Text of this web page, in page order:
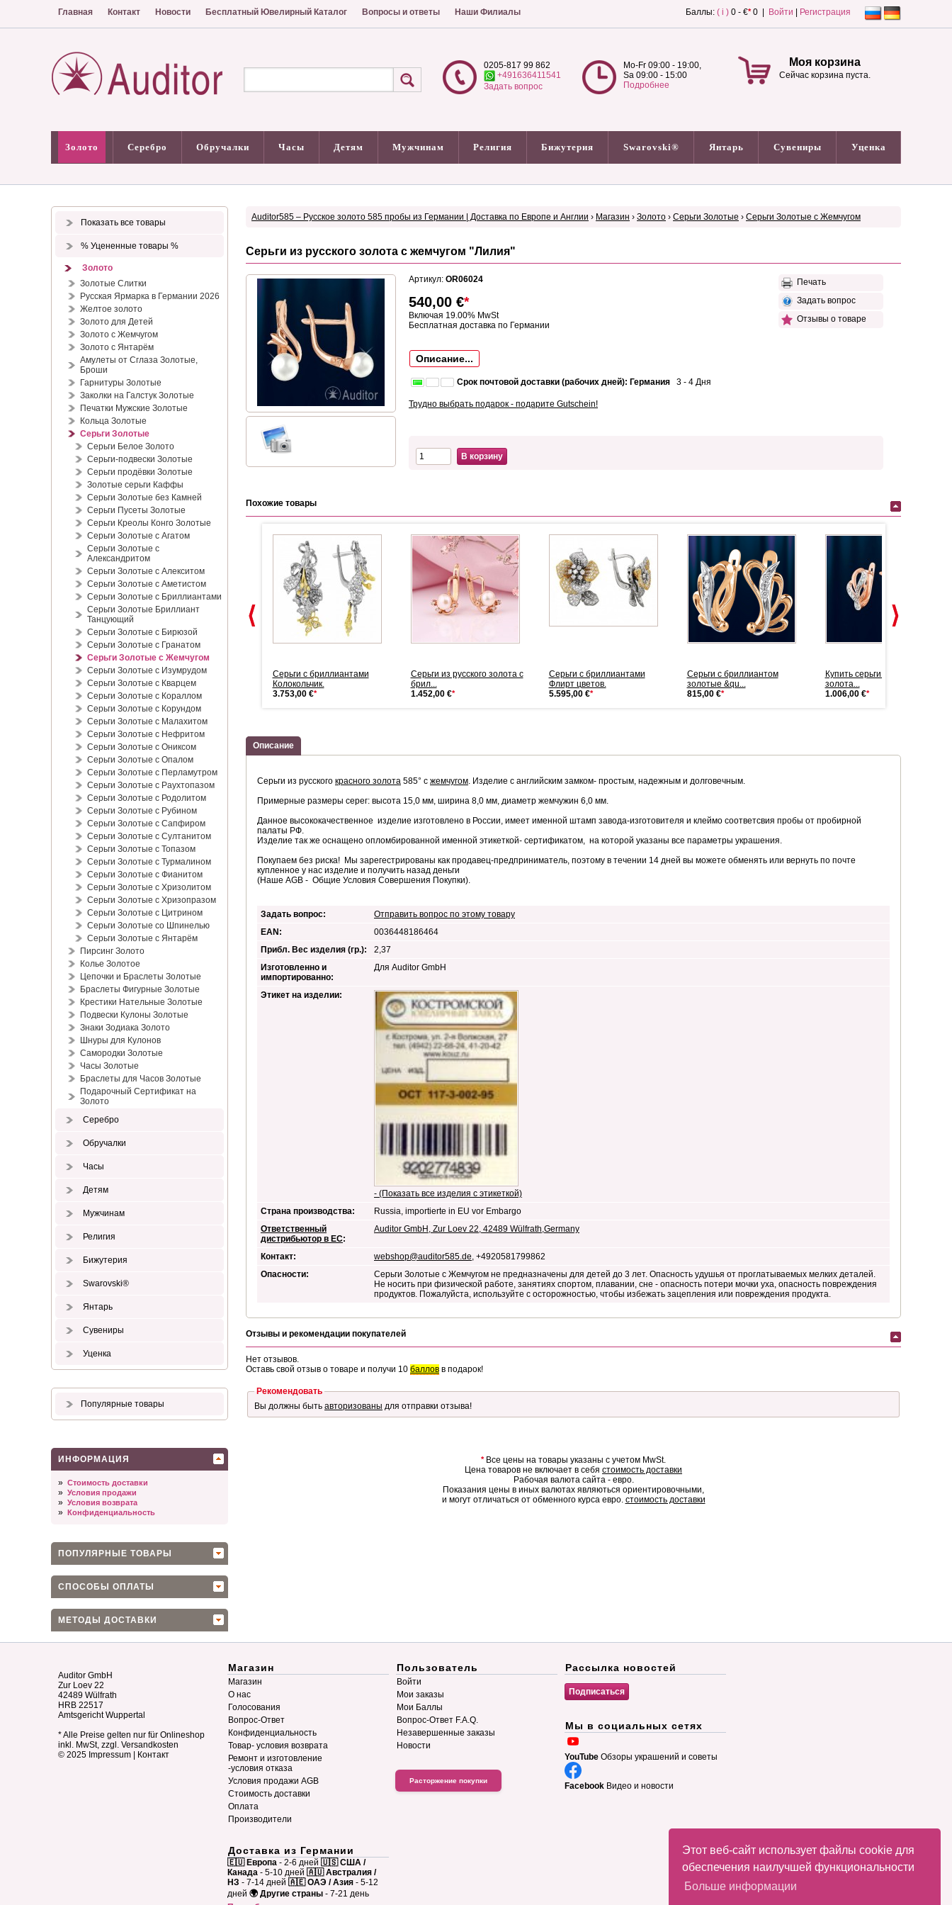
Этот веб-сайт использует файлы cookie для
обеспечения наилучшей функциональности
Больше информации
Главная Контакт Новости Бесплатный Ювелирный Каталог Вопросы и ответы Наши Филиалы Баллы: ( i ) 0 - €*0 | Войти Регистрация
0205-817 99 862
+491636411541
Задать вопрос
Mo-Fr 09:00 - 19:00,
Sa 09:00 - 15:00
Подробнее
Моя корзина
Сейчас корзина пуста.
Золото Серебро Обручалки Часы Детям Мужчинам Религия Бижутерия Swarovski® Янтарь Сувениры Уценка
Показать все товары
% Уцененные товары %
Золото
Золотые Слитки
Русская Ярмарка в Германии 2026
Желтое золото
Золото для Детей
Золото с Жемчугом
Золото с Янтарём
Амулеты от Сглаза Золотые,
Броши
Гарнитуры Золотые
Заколки на Галстук Золотые
Печатки Мужские Золотые
Кольца Золотые
Серьги Золотые
Серьги Белое Золото
Серьги-подвески Золотые
Серьги продёвки Золотые
Золотые серьги Каффы
Серьги Золотые без Камней
Серьги Пусеты Золотые
Серьги Креолы Конго Золотые
Серьги Золотые с Агатом
Серьги Золотые с
Александритом
Серьги Золотые с Алекситом
Серьги Золотые с Аметистом
Серьги Золотые с Бриллиантами
Серьги Золотые Бриллиант
Танцующий
Серьги Золотые с Бирюзой
Серьги Золотые с Гранатом
Серьги Золотые с Жемчугом
Серьги Золотые с Изумрудом
Серьги Золотые с Кварцем
Серьги Золотые с Кораллом
Серьги Золотые с Корундом
Серьги Золотые с Малахитом
Серьги Золотые с Нефритом
Серьги Золотые с Ониксом
Серьги Золотые с Опалом
Серьги Золотые с Перламутром
Серьги Золотые с Раухтопазом
Серьги Золотые с Родолитом
Серьги Золотые с Рубином
Серьги Золотые с Сапфиром
Серьги Золотые с Султанитом
Серьги Золотые с Топазом
Серьги Золотые с Турмалином
Серьги Золотые с Фианитом
Серьги Золотые с Хризолитом
Серьги Золотые с Хризопразом
Серьги Золотые с Цитрином
Серьги Золотые со Шпинелью
Серьги Золотые с Янтарём
Пирсинг Золото
Колье Золотое
Цепочки и Браслеты Золотые
Браслеты Фигурные Золотые
Крестики Нательные Золотые
Подвески Кулоны Золотые
Знаки Зодиака Золото
Шнуры для Кулонов
Самородки Золотые
Часы Золотые
Браслеты для Часов Золотые
Подарочный Сертификат на
Золото
Серебро
Обручалки
Часы
Детям
Мужчинам
Религия
Бижутерия
Swarovski®
Янтарь
Сувениры
Уценка
Популярные товары
ИНФОРМАЦИЯ
» Стоимость доставки
» Условия продажи
» Условия возврата
» Конфиденциальность
ПОПУЛЯРНЫЕ ТОВАРЫ
СПОСОБЫ ОПЛАТЫ
МЕТОДЫ ДОСТАВКИ
Auditor585 – Русское золото 585 пробы из Германии | Доставка по Европе и Англии › Магазин › Золото › Серьги Золотые › Серьги Золотые с Жемчугом
Серьги из русского золота с жемчугом "Лилия"
Артикул: OR06024
540,00 €*
Включая 19.00% MwSt
Бесплатная доставка по Германии
Описание...
Срок почтовой доставки (рабочих дней): Германия 3 - 4 Дня
Трудно выбрать подарок - подарите Gutschein!
Печать
Задать вопрос
Отзывы о товаре
В корзину
Похожие товары
серьги с
Серьги серебряные Стразы
& Ф...
103,00 €*
Серьги с бриллиантами
Колокольчик.
3.753,00 €*
Серьги из русского золота с
брил...
1.452,00 €*
Серьги с бриллиантами
Флирт цветов.
5.595,00 €*
Серьги с бриллиантом
золотые &qu...
815,00 €*
Купить серьги из русского
золота...
1.006,00 €*
Описание
Серьги из русского красного золота 585° с жемчугом. Изделие с английским замком- простым, надежным и долговечным.
Примерные размеры серег: высота 15,0 мм, ширина 8,0 мм, диаметр жемчужин 6,0 мм.
Данное высококачественное изделие изготовлено в России, имеет именной штамп завода-изготовителя и клеймо соответсвия пробы от пробирной
палаты РФ.
Изделие так же оснащено опломбированной именной этикеткой- сертификатом, на которой указаны все параметры украшения.
Покупаем без риска! Мы зарегестрированы как продавец-предприниматель, поэтому в течении 14 дней вы можете обменять или вернуть по почте
купленное у нас изделие и получить назад деньги
(Наше AGB - Общие Условия Совершения Покупки).
Задать вопрос:
Отправить вопрос по этому товару
EAN:
0036448186464
Прибл. Вес изделия (гр.):
2,37
Изготовленно и
импортированно:
Для Auditor GmbH
Этикет на изделии:
- (Показать все изделия с этикеткой)
Страна производства:
Russia, importierte in EU vor Embargo
Ответственный
дистрибьютор в ЕС:
Auditor GmbH, Zur Loev 22, 42489 Wülfrath,Germany
Контакт: webshop@auditor585.de, +4920581799862
Опасности:
Серьги Золотые с Жемчугом не предназначены для детей до 3 лет. Опасность удушья от проглатываемых мелких деталей.
Не носить при физической работе, занятиях спортом, плавании, сне - опасность потери мочки уха, опасность повреждения
продуктов. Пожалуйста, используйте с осторожностью, чтобы избежать зацепления или повреждения продукта.
Отзывы и рекомендации покупателей
Нет отзывов.
Оставь свой отзыв о товаре и получи 10 баллов в подарок!
Рекомендовать
Вы должны быть авторизованы для отправки отзыва!
*Все цены на товары указаны с учетом MwSt.
Цена товаров не включает в себя стоимость доставки
Рабочая валюта сайта - евро.
Показания цены в иных валютах являються ориентировочными,
и могут отличаться от обменного курса евро. стоимость доставки
Auditor GmbH
Zur Loev 22
42489 Wülfrath
HRB 22517
Amtsgericht Wuppertal
* Alle Preise gelten nur für Onlineshop
inkl. MwSt, zzgl. Versandkosten
© 2025 Impressum Контакт
Магазин
Магазин
О нас
Голосования
Вопрос-Ответ
Конфиденциальность
Товар- условия возврата
Ремонт и изготовление
-условия отказа
Условия продажи AGB
Стоимость доставки
Оплата
Производители
Доставка из Германии
🇪🇺 Европа - 2-6 дней 🇺🇸 США /
Канада - 5-10 дней 🇦🇺 Австралия /
НЗ - 7-14 дней 🇦🇪 ОАЭ / Азия - 5-12
дней 🌍 Другие страны - 7-21 день
Пользователь
Войти
Мои заказы
Мои Баллы
Вопрос-Ответ F.A.Q.
Незавершенные заказы
Новости
Расторжение покупки
Рассылка новостей
Мы в социальных сетях
YouTube Обзоры украшений и советы
Facebook Видео и новости